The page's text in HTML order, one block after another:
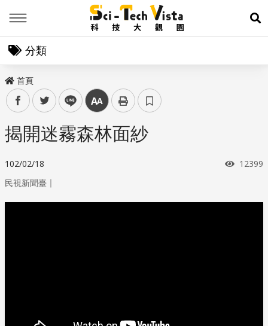
展
分類
首頁
facebooktwitter line 中
揭開迷霧森林面紗
102/02/18 瀏覽次
12399
民視新聞臺 ｜